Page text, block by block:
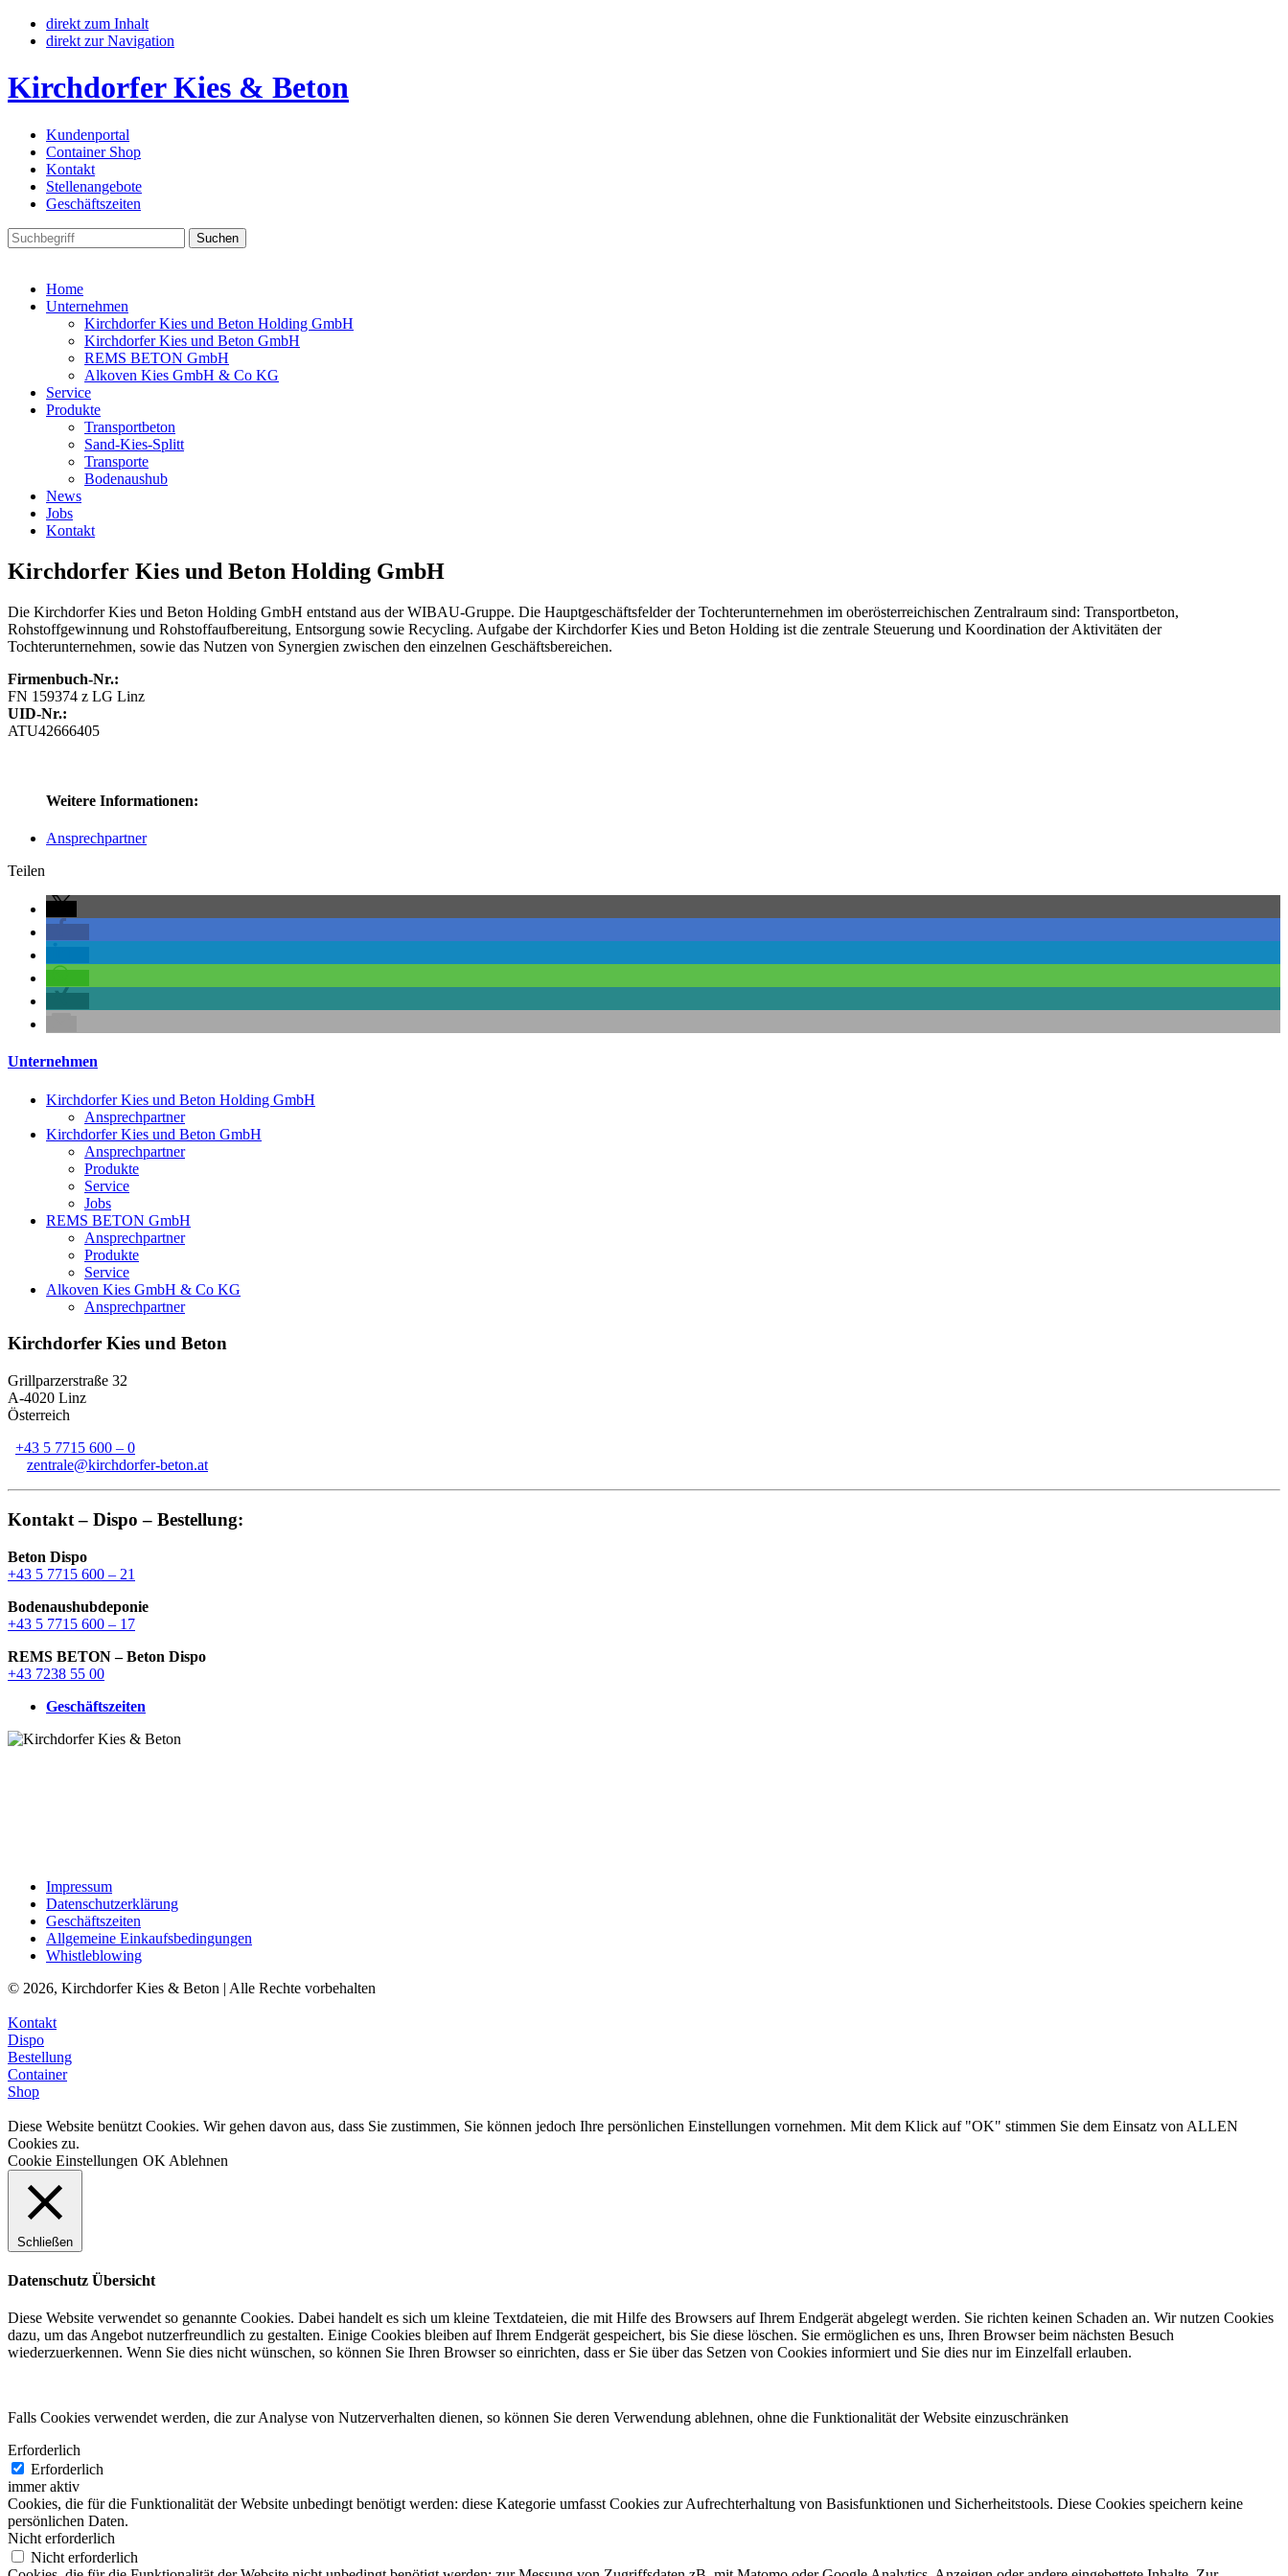
direkt zum Inhalt
direkt zur Navigation
Kirchdorfer Kies & Beton
Kundenportal
Container Shop
Kontakt
Stellenangebote
Geschäftszeiten
Home
Unternehmen
Kirchdorfer Kies und Beton Holding GmbH
Kirchdorfer Kies und Beton GmbH
REMS BETON GmbH
Alkoven Kies GmbH & Co KG
Service
Produkte
Transportbeton
Sand-Kies-Splitt
Transporte
Bodenaushub
News
Jobs
Kontakt
Kirchdorfer Kies und Beton Holding GmbH
Die Kirchdorfer Kies und Beton Holding GmbH entstand aus der WIBAU-Gruppe. Die Hauptgeschäftsfelder der Tochterunternehmen im oberösterreichischen Zentralraum sind: Transportbeton,
Rohstoffgewinnung und Rohstoffaufbereitung, Entsorgung sowie Recycling. Aufgabe der Kirchdorfer Kies und Beton Holding ist die zentrale Steuerung und Koordination der Aktivitäten der
Tochterunternehmen, sowie das Nutzen von Synergien zwischen den einzelnen Geschäftsbereichen.
Firmenbuch-Nr.:
FN 159374 z LG Linz
UID-Nr.:
ATU42666405
Weitere Informationen:
Ansprechpartner
Teilen
Unternehmen
Kirchdorfer Kies und Beton Holding GmbH
Ansprechpartner
Kirchdorfer Kies und Beton GmbH
Ansprechpartner
Produkte
Service
Jobs
REMS BETON GmbH
Ansprechpartner
Produkte
Service
Alkoven Kies GmbH & Co KG
Ansprechpartner
Kirchdorfer Kies und Beton
Grillparzerstraße 32
A-4020 Linz
Österreich
+43 5 7715 600 – 0
zentrale@kirchdorfer-beton.at
Kontakt – Dispo – Bestellung:
Beton Dispo
+43 5 7715 600 – 21
Bodenaushubdeponie
+43 5 7715 600 – 17
REMS BETON – Beton Dispo
+43 7238 55 00
Geschäftszeiten
Impressum
Datenschutzerklärung
Geschäftszeiten
Allgemeine Einkaufsbedingungen
Whistleblowing
© 2026, Kirchdorfer Kies & Beton | Alle Rechte vorbehalten
Kontakt
Dispo
Bestellung
Container
Shop
Diese Website benützt Cookies. Wir gehen davon aus, dass Sie zustimmen, Sie können jedoch Ihre persönlichen Einstellungen vornehmen. Mit dem Klick auf "OK" stimmen Sie dem Einsatz von ALLEN
Cookies zu.
Cookie Einstellungen OK Ablehnen
Schließen
Datenschutz Übersicht
Diese Website verwendet so genannte Cookies. Dabei handelt es sich um kleine Textdateien, die mit Hilfe des Browsers auf Ihrem Endgerät abgelegt werden. Sie richten keinen Schaden an. Wir nutzen Cookies
dazu, um das Angebot nutzerfreundlich zu gestalten. Einige Cookies bleiben auf Ihrem Endgerät gespeichert, bis Sie diese löschen. Sie ermöglichen es uns, Ihren Browser beim nächsten Besuch
wiederzuerkennen. Wenn Sie dies nicht wünschen, so können Sie Ihren Browser so einrichten, dass er Sie über das Setzen von Cookies informiert und Sie dies nur im Einzelfall erlauben.
Falls Cookies verwendet werden, die zur Analyse von Nutzerverhalten dienen, so können Sie deren Verwendung ablehnen, ohne die Funktionalität der Website einzuschränken
Erforderlich
Erforderlich
immer aktiv
Cookies, die für die Funktionalität der Website unbedingt benötigt werden: diese Kategorie umfasst Cookies zur Aufrechterhaltung von Basisfunktionen und Sicherheitstools. Diese Cookies speichern keine
persönlichen Daten.
Nicht erforderlich
Nicht erforderlich